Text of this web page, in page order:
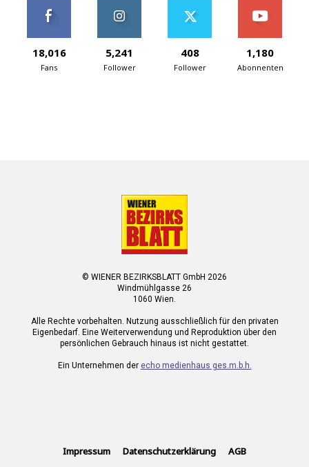
18,016
Fans
5,241
Follower
408
Follower
1,180
Abonnenten
© WIENER BEZIRKSBLATT GmbH 2026
Windmühlgasse 26
1060 Wien.
Alle Rechte vorbehalten. Nutzung ausschließlich für den privaten
Eigenbedarf. Eine Weiterverwendung und Reproduktion über den
persönlichen Gebrauch hinaus ist nicht gestattet.
Ein Unternehmen der echo medienhaus ges.m.b.h.
Impressum Datenschutzerklärung AGB